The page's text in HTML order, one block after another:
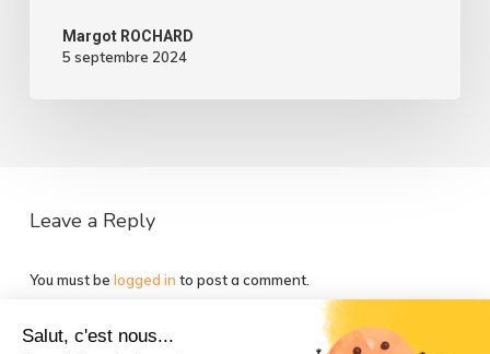
Salut, c'est nous...
Margot ROCHARD
5 septembre 2024
Leave a Reply
You must be logged in to post a comment.